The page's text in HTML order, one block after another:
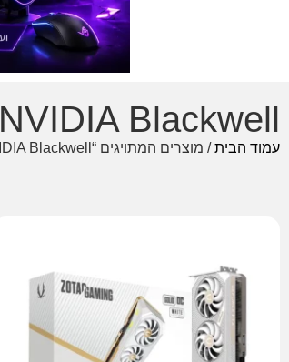
NVIDIA Blackwell
עמוד הבית/ מוצרים המתויגים “NVIDIA Blackwell”